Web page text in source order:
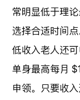
常明显低于理
选择合适时间点
低收入老人还可
单身最高每月
申领。只要收